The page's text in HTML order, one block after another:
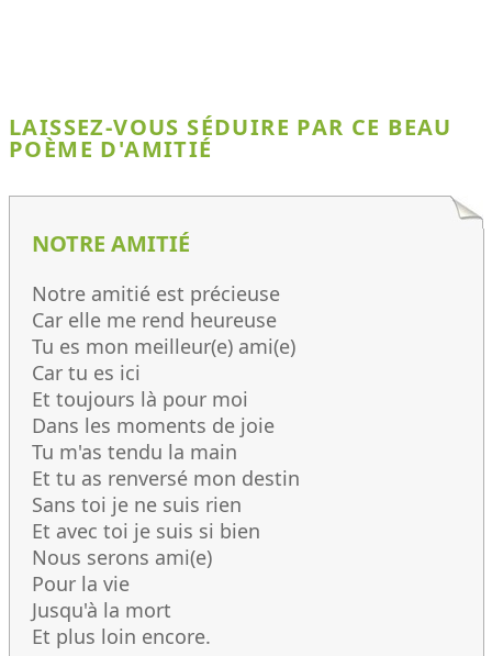
LAISSEZ-VOUS SÉDUIRE PAR CE BEAU
POÈME D'AMITIÉ
NOTRE AMITIÉ
Notre amitié est précieuse
Car elle me rend heureuse
Tu es mon meilleur(e) ami(e)
Car tu es ici
Et toujours là pour moi
Dans les moments de joie
Tu m'as tendu la main
Et tu as renversé mon destin
Sans toi je ne suis rien
Et avec toi je suis si bien
Nous serons ami(e)
Pour la vie
Jusqu'à la mort
Et plus loin encore.